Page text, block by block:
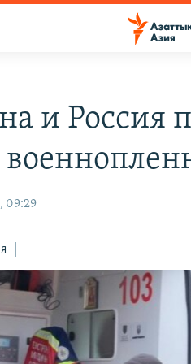
и Россия
09:29